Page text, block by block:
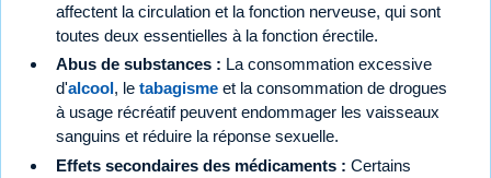
affectent la circulation et la fonction nerveuse, qui sont
toutes deux essentielles à la fonction érectile.
Abus de substances : La consommation excessive
d'alcool, le tabagisme et la consommation de drogues
à usage récréatif peuvent endommager les vaisseaux
sanguins et réduire la réponse sexuelle.
Effets secondaires des médicaments : Certains